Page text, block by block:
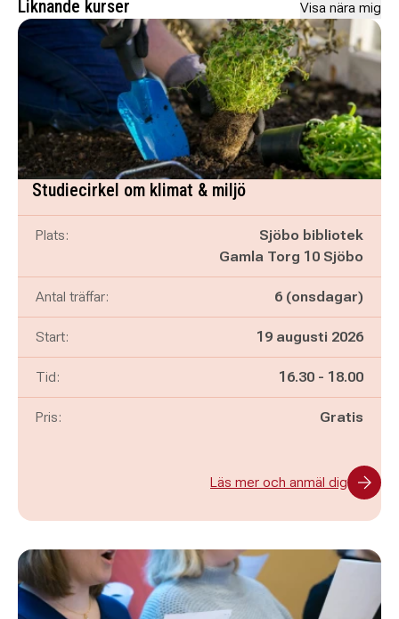
Liknande kurser Visa nära mig
Studiecirkel om klimat & miljö
Plats:
Sjöbo bibliotek
Gamla Torg 10 Sjöbo
Antal träffar: 6 (onsdagar)
Start: 19 augusti 2026
Tid: Pågår mellan
16.30 - och
18.00
Pris: Gratis
Läs mer och anmäl dig